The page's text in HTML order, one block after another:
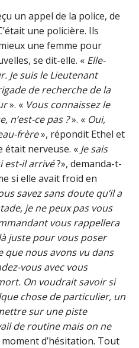
un appel de la police, de
une policière. Ils
une femme pour
se dit-elle. « Elle-
Je suis le Lieutenant
de recherche de la
». « Vous connaissez le
n’est-ce pas ?». « Oui,
frère», répondit Ethel et
était nerveuse. « Je sais
est-il arrivé?», demanda-t-
si elle avait froid en
savez sans doute qu’il a
je ne peux pas vous
vous rappellera
juste pour vous poser
que nous avons vu dans
vous avec vous
On voudrait savoir si
chose de particulier, un
sur une piste
de routine mais on ne
d’hésitation. Tout